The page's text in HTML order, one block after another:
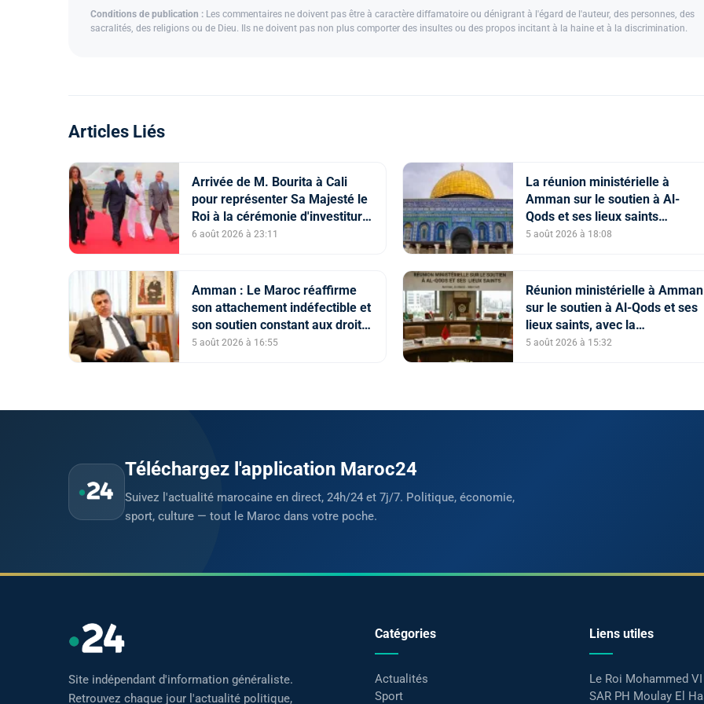
Conditions de publication : Les commentaires ne doivent pas être à caractère diffamatoire ou dénigrant à l'égard de l'auteur, des personnes, des
sacralités, des religions ou de Dieu. Ils ne doivent pas non plus comporter des insultes ou des propos incitant à la haine et à la discrimination.
Articles Liés
Arrivée de M. Bourita à Cali
pour représenter Sa Majesté le
Roi à la cérémonie d'investiture
du nouveau président
6 août 2026 à 23:11
La réunion ministérielle à
Amman sur le soutien à Al-
Qods et ses lieux saints
souligne l’importance du rôle
5 août 2026 à 18:08
Amman : Le Maroc réaffirme
son attachement indéfectible et
son soutien constant aux droits
légitimes du peuple palestinien
5 août 2026 à 16:55
Réunion ministérielle à Amman
sur le soutien à Al-Qods et ses
lieux saints, avec la
participation du Maroc
5 août 2026 à 15:32
Téléchargez l'application Maroc24
Suivez l'actualité marocaine en direct, 24h/24 et 7j/7. Politique, économie,
sport, culture — tout le Maroc dans votre poche.
Site indépendant d'information généraliste.
Retrouvez chaque jour l'actualité politique,
Catégories
Actualités
Sport
Liens utiles
Le Roi Mohammed VI
SAR PH Moulay El